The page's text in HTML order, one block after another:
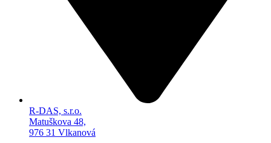
R-DAS, s.r.o.
Matuškova 48,
976 31 Vlkanová